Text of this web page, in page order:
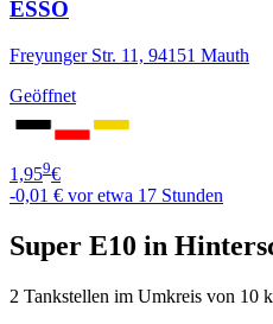
ESSO
Freyunger Str. 11, 94151 Mauth
Geöffnet
1,959€
-0,01 € vor etwa 17 Stunden
Super E10 in
2 Tankstellen im Umkreis von 10